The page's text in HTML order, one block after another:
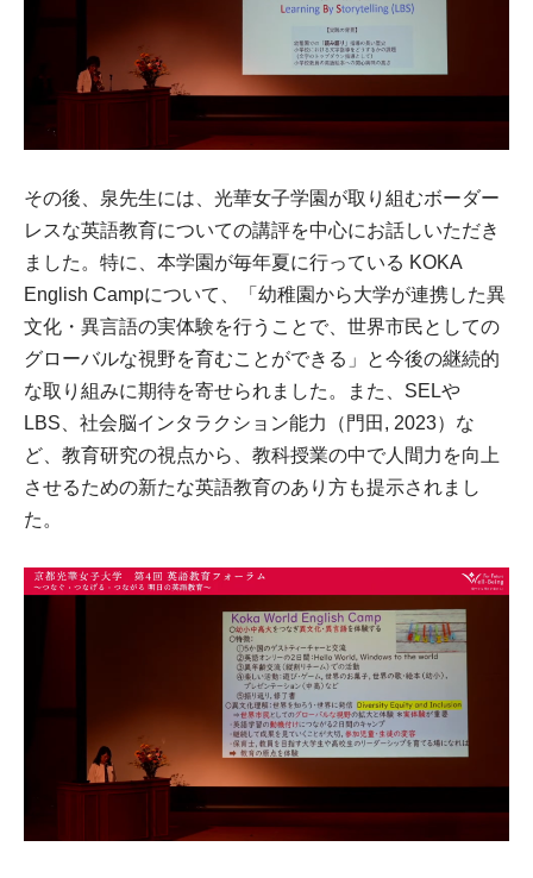
その後、泉先生には、光華女子学園が取り組むボーダー
レスな英語教育についての講評を中心にお話しいただき
ました。特に、本学園が毎年夏に行っている KOKA
English Campについて、「幼稚園から大学が連携した異
文化・異言語の実体験を行うことで、世界市民としての
グローバルな視野を育むことができる」と今後の継続的
な取り組みに期待を寄せられました。また、SELや
LBS、社会脳インタラクション能力（門田, 2023）な
ど、教育研究の視点から、教科授業の中で人間力を向上
させるための新たな英語教育のあり方も提示されまし
た。